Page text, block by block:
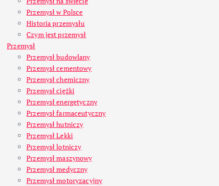
Przemysł w Polsce
Historia przemysłu
Czym jest przemysł
Przemysł
Przemysł budowlany
Przemysł cementowy
Przemysł chemiczny
Przemysł ciężki
Przemysł energetyczny
Przemysł farmaceutyczny
Przemysł hutniczy
Przemysł Lekki
Przemysł lotniczy
Przemysł maszynowy
Przemysł medyczny
Przemysł motoryzacyjny